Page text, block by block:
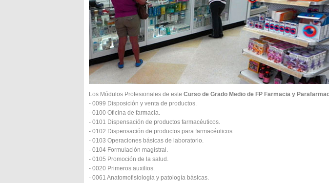
Los Módulos Profesionales de este Curso de Grado Medio de FP Farmacia y
- 0099 Disposición y venta de productos.
- 0100 Oficina de farmacia.
- 0101 Dispensación de productos farmacéuticos.
- 0102 Dispensación de productos para farmacéuticos.
- 0103 Operaciones básicas de laboratorio.
- 0104 Formulación magistral.
- 0105 Promoción de la salud.
- 0020 Primeros auxilios.
- 0061 Anatomofisiología y patología básicas.